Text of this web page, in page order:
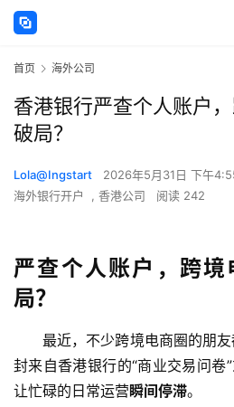
首页 海外公司
香港银行严查个人账户
破局？
Lola@Ingstart 2026年5月31日 下午
海外银行开户
, 香港公司 阅读 242
严查个人账户，跨
局？
最近，不少跨境电商圈的朋
封来自香港银行的“商业交易问卷
让忙碌的日常运营瞬间停滞。